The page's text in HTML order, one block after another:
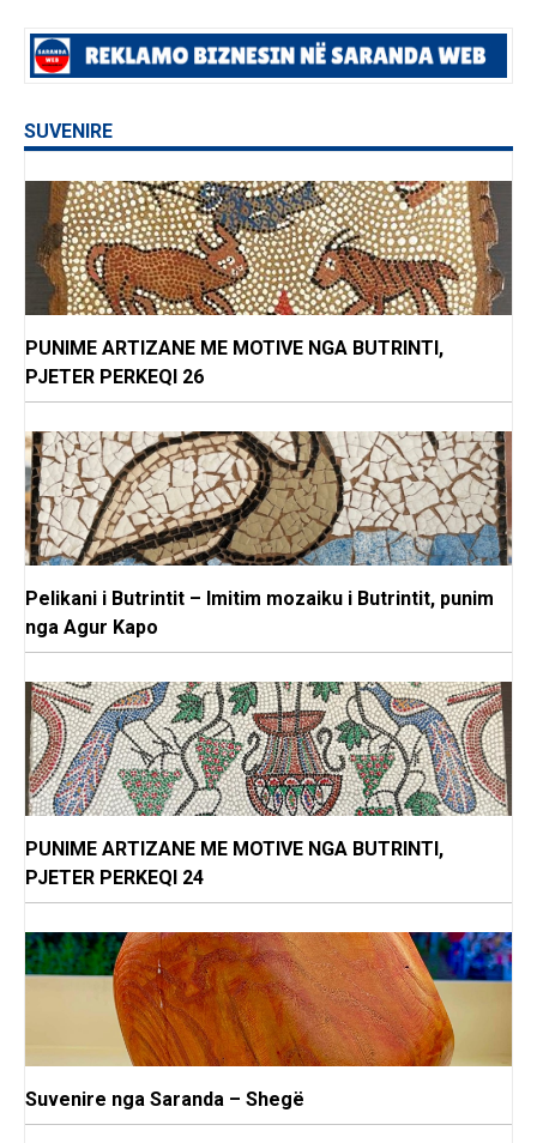
SUVENIRE
PUNIME ARTIZANE ME MOTIVE NGA BUTRINTI,
PJETER PERKEQI 26
Pelikani i Butrintit – Imitim mozaiku i Butrintit, punim
nga Agur Kapo
PUNIME ARTIZANE ME MOTIVE NGA BUTRINTI,
PJETER PERKEQI 24
Suvenire nga Saranda – Shegë